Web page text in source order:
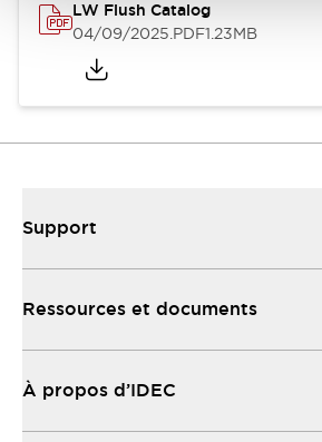
LW Flush Catalog
04/09/2025.PDF1.23MB
Support
Ressources et documents
À propos d’IDEC